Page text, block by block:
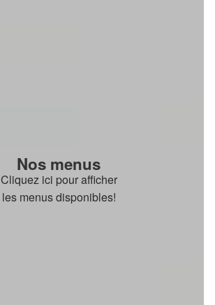
Nos menus
Cliquez ici pour afficher
les menus disponibles!